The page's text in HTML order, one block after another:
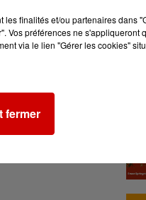
si l'inflation
actuelle
les finalités et/ou partenaires dans
Vos préférences ne s'appliqueront
via le lien "Gérer les cookies"
fermer